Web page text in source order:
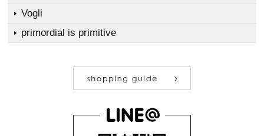
Vogli
primordial is primitive